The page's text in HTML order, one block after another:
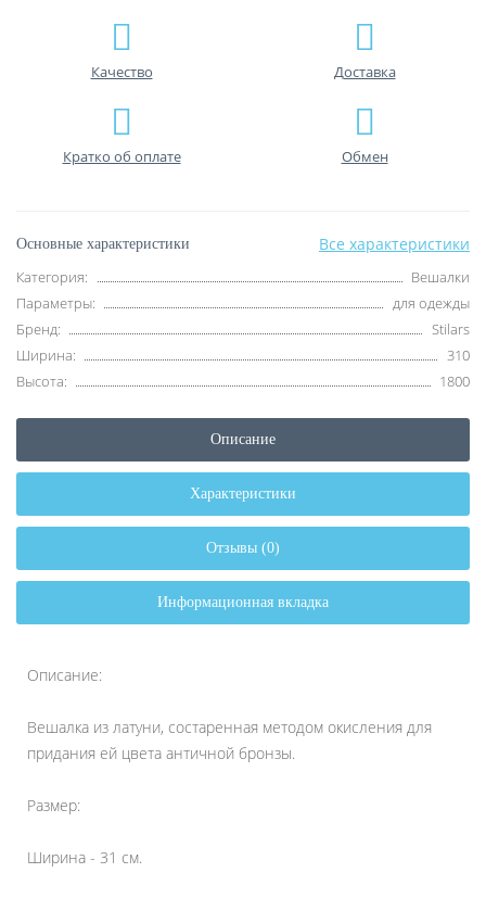
Качество Доставка
Кратко об оплате Обмен
Основные характеристики Все характеристики
Категория:
Вешалки
Параметры:
для одежды
Бренд:
Stilars
Ширина:
310
Высота:
1800
Описание
Характеристики
Отзывы (0)
Информационная вкладка
Описание:
Вешалка из латуни, состаренная методом окисления для
придания ей цвета античной бронзы.
Размер:
Ширина - 31 см.